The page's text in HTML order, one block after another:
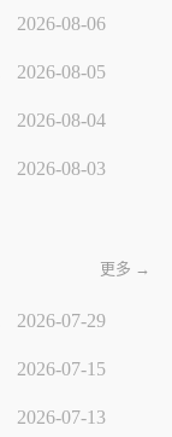
2026-08-06
2026-08-05
2026-08-04
2026-08-03
更多 →
2026-07-29
2026-07-15
2026-07-13